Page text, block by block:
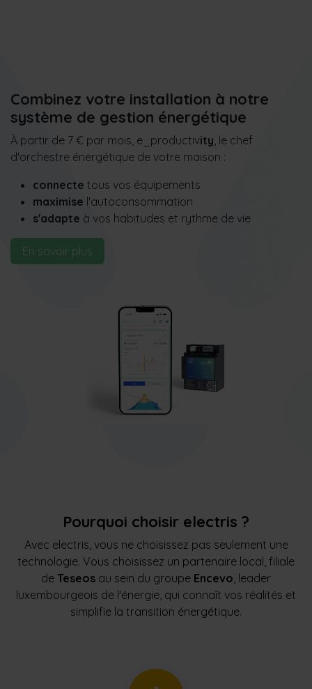
Combinez votre installation à notre
système de gestion énergétique
À partir de 7 € par mois, e_productivity, le chef
d'orchestre énergétique de votre maison :
connecte tous vos équipements
maximise l'autoconsommation
s'adapte à vos habitudes et rythme de vie
En savoir plus
Pourquoi choisir electris ?
Avec electris, vous ne choisissez pas seulement une
technologie. Vous choisissez un partenaire local, filiale
de Teseos au sein du groupe Encevo, leader
luxembourgeois de l'énergie, qui connaît vos réalités et
simplifie la transition énergétique.